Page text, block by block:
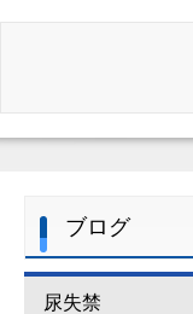
ブログ
尿失禁